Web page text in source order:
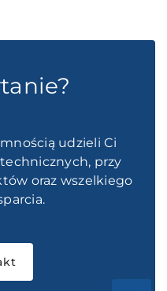
udzieli Ci
przy
oraz wszelkiego